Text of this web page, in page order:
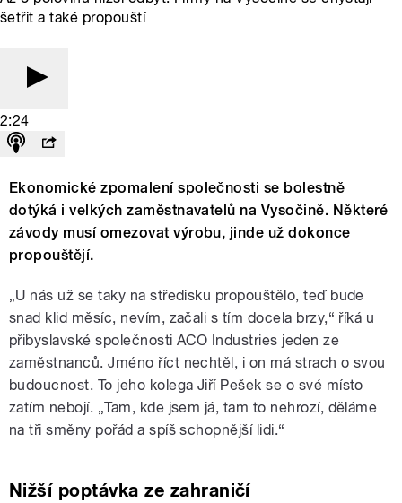
šetřit a také propouští
2:24
Ekonomické zpomalení společnosti se bolestně
dotýká i velkých zaměstnavatelů na Vysočině. Některé
závody musí omezovat výrobu, jinde už dokonce
propouštějí.
„U nás už se taky na středisku propouštělo, teď bude
snad klid měsíc, nevím, začali s tím docela brzy,“ říká u
přibyslavské společnosti ACO Industries jeden ze
zaměstnanců. Jméno říct nechtěl, i on má strach o svou
budoucnost. To jeho kolega Jiří Pešek se o své místo
zatím nebojí. „Tam, kde jsem já, tam to nehrozí, děláme
na tři směny pořád a spíš schopnější lidi.“
Nižší poptávka ze zahraničí